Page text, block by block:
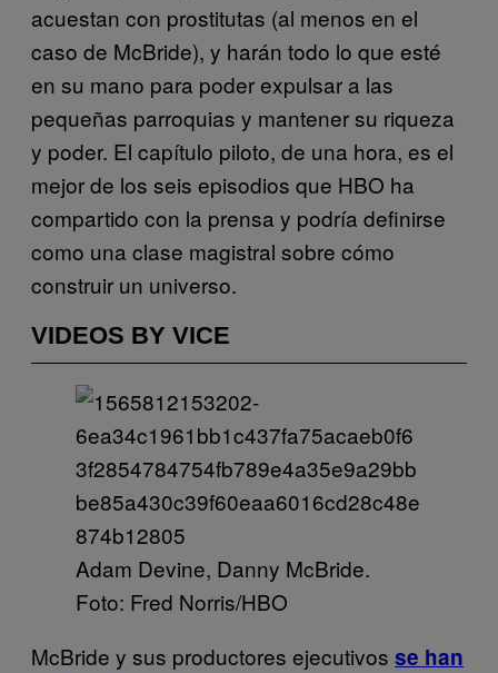
acuestan con prostitutas (al menos en el
caso de McBride), y harán todo lo que esté
en su mano para poder expulsar a las
pequeñas parroquias y mantener su riqueza
y poder. El capítulo piloto, de una hora, es el
mejor de los seis episodios que HBO ha
compartido con la prensa y podría definirse
como una clase magistral sobre cómo
construir un universo.
VIDEOS BY VICE
Adam Devine, Danny McBride.
Foto: Fred Norris/HBO
McBride y sus productores ejecutivos se han